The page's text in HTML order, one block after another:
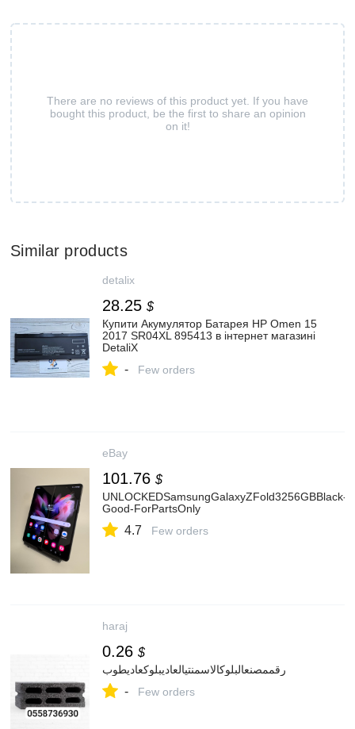
There are no reviews of this product yet. If you have
bought this product, be the first to share an opinion
on it!
Similar products
detalix
28.25 $
Купити Акумулятор Батарея HP Omen 15
2017 SR04XL 895413 в інтернет магазині
DetaliX
- Few orders
eBay
101.76 $
UNLOCKEDSamsungGalaxyZFold3256GBBlack-
Good-ForPartsOnly
4.7 Few orders
haraj
0.26 $
رقممصنعالبلوكالاسمنتيالعاديبلوكعاديطوب
- Few orders